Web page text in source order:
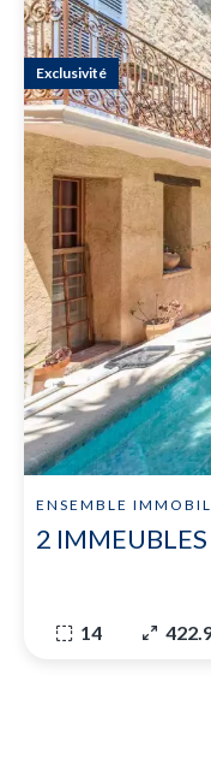
ENSEMBLE
2
14
Exclusivité